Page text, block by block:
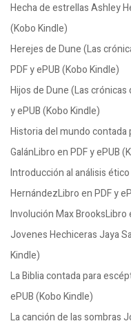
Hecha de estrellas Ashley
(Kobo Kindle)
Herejes de Dune (Las
PDF y ePUB (Kobo Kindle)
Hijos de Dune (Las
y ePUB (Kobo Kindle)
Historia del mundo contada
GalánLibro en PDF y ePUB
Introducción al análisis
HernándezLibro en PDF y
Involución Max BrooksLibro
Jovenes Hechiceras Jaya
Kindle)
La Biblia contada para
ePUB (Kobo Kindle)
La canción de las sombras